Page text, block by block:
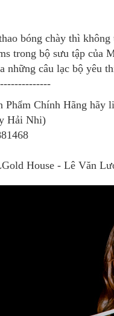
bóng chày thì
trong bộ sưu tập của
những câu lạc bộ yêu
Phẩm Chính Hãnghãy
Hải Nhi)
House - Lê Văn